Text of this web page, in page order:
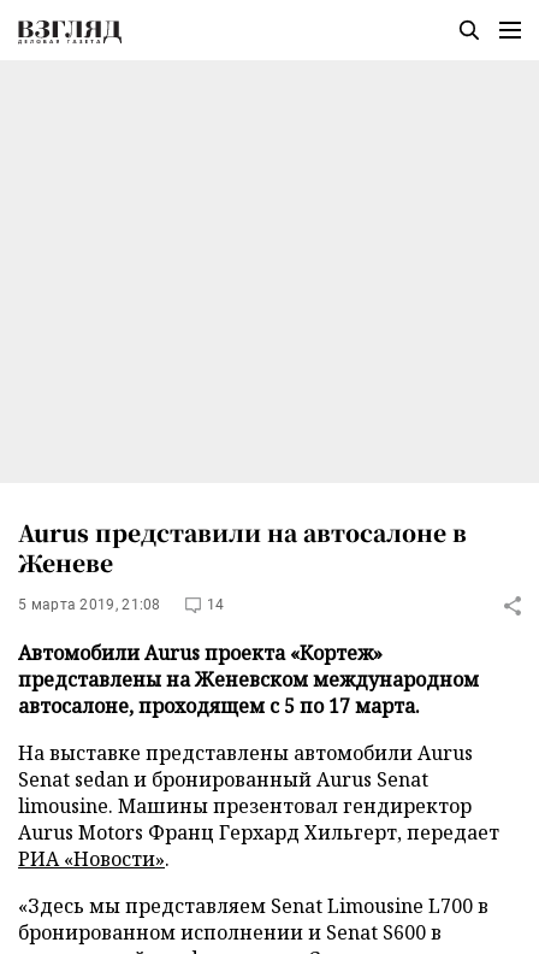
Aurus представили на автосалоне в
Женеве
5 марта 2019, 21:08 14
Автомобили Aurus проекта «Кортеж»
представлены на Женевском международном
автосалоне, проходящем с 5 по 17 марта.
На выставке представлены автомобили Aurus
Senat sedan и бронированный Aurus Senat
limousine. Машины презентовал гендиректор
Aurus Motors Франц Герхард Хильгерт, передает
РИА «Новости».
«Здесь мы представляем Senat Limousine L700 в
бронированном исполнении и Senat S600 в